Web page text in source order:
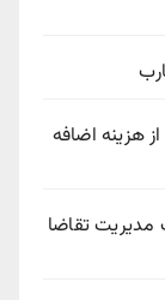
هزینه اضافه
ضرورت مدیریت تقاضا